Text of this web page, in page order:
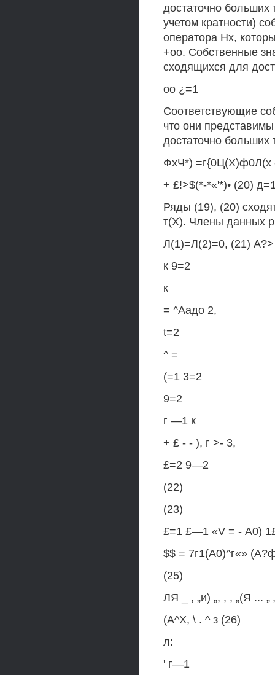
достаточно больших
учетом кратности)
оператора Нх,
+оо. Собственные
сходящихся для
оо ¿=1
Соответствующие
что они
достаточно больших
ФхЧ*) =г{0Ц(Х)ф0Л(х
+ £!>$(*-*«'*)• (20)
Ряды (19), (20)
т(Х). Члены данных
Л(1)=Л(2)=0, (21)
к 9=2
к
= ^Аадо 2,
t=2
^ =
(=1 3=2
9=2
г —1 к
+ £ - - ), г >- 3,
£=2 9—2
(22)
(23)
£=1 £—1 «V = - А0)
$$ = 7г1(А0)^г«»
(25)
ЛЯ _ , „и) „, , , „(Я ... „
(А^Х, \ . ^ з (26)
л:
' г—1